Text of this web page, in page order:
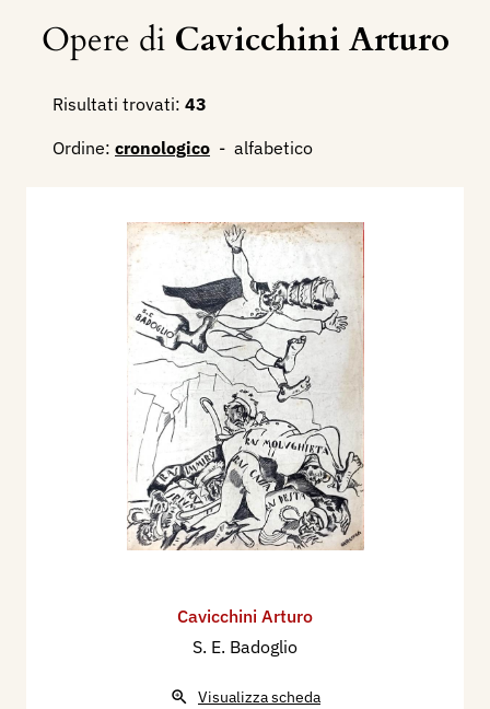
Opere di Cavicchini Arturo
Risultati trovati: 43
Ordine: cronologico - alfabetico
Cavicchini Arturo
S. E. Badoglio
Visualizza scheda